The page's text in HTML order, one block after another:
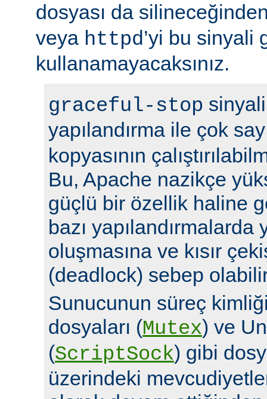
dosyası da
veya httpd’yi bu sinyali
kullanamayacaksınız.
graceful-stop
yapılandırma ile çok
kopyasının
Bu, Apache nazikçe
güçlü bir özellik haline
bazı yapılandırmalarda
oluşmasına ve kısır
(deadlock) sebep
Sunucunun süreç
dosyaları (Mutex) ve
(ScriptSock) gibi
üzerindeki